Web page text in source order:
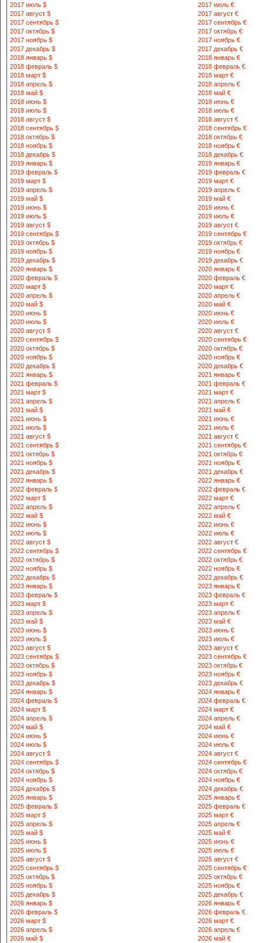
731021
кучаси 1 уй
8 375 512-14-71
731216
Узбекистон
8 375 652-27-05
731000
кучаси 22/2
8 375 672-17-04
210600
кучаси, 90-
8 436 532-01-89
532-01-80;
770-34-59
210700
3-уй
8 436 770-34-81
211100
г., Пулкан
8 436 542-12-83
770-34-84
210400
кучаси 10-уй
8 436 555-24-30
210100
дустлиги
8 436 770-34-50
210300
туман,
8 436 770-30-83
210200.
Бешрабод
8 436 770-34-79
716036
куча 5-уй
8 369 226-30-72
226-15-09
717310
Янгикургон
8 369 632-13-78
632-14-97
717150
Жомашуй
8 369 4523-05,
452-16-42,
717000
С.Рахимов
8 369 433-13-67
433-10-41
717200
57-уй
8 369 423-37-28
423-37-21
717130
кучаси 7-уй
8 369 482-16-74
48-21-874
717400
24-уй
8 369 462-24-66
46-23-922
717220
куча 9-уй
8 369 652-35-59
652-38-76
717100
Фаргоний
8 369 442-12-98
442-29-40
2017 июль $
2017 июль €
2017 август $
2017 август €
2017 сентябрь $
2017 сентябрь €
2017 октябрь $
2017 октябрь €
2017 ноябрь $
2017 ноябрь €
2017 декабрь $
2017 декабрь €
2018 январь $
2018 январь €
2018 февраль $
2018 февраль €
2018 март $
2018 март €
2018 апрель $
2018 апрель €
2018 май $
2018 май €
2018 июнь $
2018 июнь €
2018 июль $
2018 июль €
2018 август $
2018 август €
2018 сентябрь $
2018 сентябрь €
2018 октябрь $
2018 октябрь €
2018 ноябрь $
2018 ноябрь €
2018 декабрь $
2018 декабрь €
2019 январь $
2019 январь €
2019 февраль $
2019 февраль €
2019 март $
2019 март €
2019 апрель $
2019 апрель €
2019 май $
2019 май €
2019 июнь $
2019 июнь €
2019 июль $
2019 июль €
2019 август $
2019 август €
2019 сентябрь $
2019 сентябрь €
2019 октябрь $
2019 октябрь €
2019 ноябрь $
2019 ноябрь €
2019 декабрь $
2019 декабрь €
2020 январь $
2020 январь €
2020 февраль $
2020 февраль €
2020 март $
2020 март €
2020 апрель $
2020 апрель €
2020 май $
2020 май €
2020 июнь $
2020 июнь €
2020 июль $
2020 июль €
2020 август $
2020 август €
2020 сентябрь $
2020 сентябрь €
2020 октябрь $
2020 октябрь €
2020 ноябрь $
2020 ноябрь €
2020 декабрь $
2020 декабрь €
2021 январь $
2021 январь €
2021 февраль $
2021 февраль €
2021 март $
2021 март €
2021 апрель $
2021 апрель €
2021 май $
2021 май €
2021 июнь $
2021 июнь €
2021 июль $
2021 июль €
2021 август $
2021 август €
2021 сентябрь $
2021 сентябрь €
2021 октябрь $
2021 октябрь €
2021 ноябрь $
2021 ноябрь €
2021 декабрь $
2021 декабрь €
2022 январь $
2022 январь €
2022 февраль $
2022 февраль €
2022 март $
2022 март €
2022 апрель $
2022 апрель €
2022 май $
2022 май €
2022 июнь $
2022 июнь €
2022 июль $
2022 июль €
2022 август $
2022 август €
2022 сентябрь $
2022 сентябрь €
2022 октябрь $
2022 октябрь €
2022 ноябрь $
2022 ноябрь €
2022 декабрь $
2022 декабрь €
2023 январь $
2023 январь €
2023 февраль $
2023 февраль €
2023 март $
2023 март €
2023 апрель $
2023 апрель €
2023 май $
2023 май €
2023 июнь $
2023 июнь €
2023 июль $
2023 июль €
2023 август $
2023 август €
2023 сентябрь $
2023 сентябрь €
2023 октябрь $
2023 октябрь €
2023 ноябрь $
2023 ноябрь €
2023 декабрь $
2023 декабрь €
2024 январь $
2024 январь €
2024 февраль $
2024 февраль €
2024 март $
2024 март €
2024 апрель $
2024 апрель €
2024 май $
2024 май €
2024 июнь $
2024 июнь €
2024 июль $
2024 июль €
2024 август $
2024 август €
2024 сентябрь $
2024 сентябрь €
2024 октябрь $
2024 октябрь €
2024 ноябрь $
2024 ноябрь €
2024 декабрь $
2024 декабрь €
2025 январь $
2025 январь €
2025 февраль $
2025 февраль €
2025 март $
2025 март €
2025 апрель $
2025 апрель €
2025 май $
2025 май €
2025 июнь $
2025 июнь €
2025 июль $
2025 июль €
2025 август $
2025 август €
2025 сентябрь $
2025 сентябрь €
2025 октябрь $
2025 октябрь €
2025 ноябрь $
2025 ноябрь €
2025 декабрь $
2025 декабрь €
2026 январь $
2026 январь €
2026 февраль $
2026 февраль €
2026 март $
2026 март €
2026 апрель $
2026 апрель €
2026 май $
2026 май €